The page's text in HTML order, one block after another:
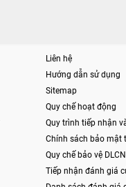
Liên hệ
Hướng dẫn sử dụng
Sitemap
Quy chế hoạt động
Quy trình tiếp nhận
Chính sách bảo mật
Quy chế bảo vệ DLCN
Tiếp nhận đánh giá